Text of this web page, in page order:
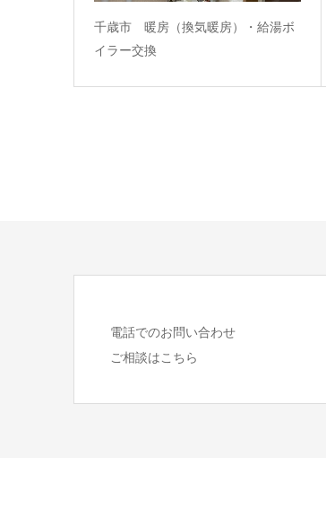
千歳市 暖房（換気暖房）・給湯ボ
イラー交換
電話でのお問い合わせ
ご相談はこちら